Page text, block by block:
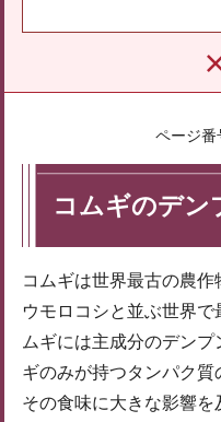
ページ番
コムギのデン
コムギは世界最古の農
ウモロコシと並ぶ世界
ムギには主成分のデン
ギのみが持つタンパク質
その食味に大きな影響を